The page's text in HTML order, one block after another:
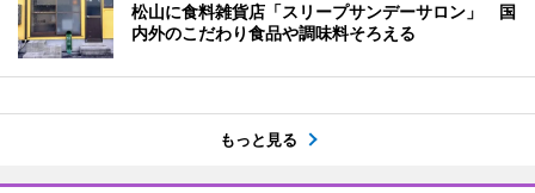
松山に食料雑貨店「スリープサンデーサロン」 国
内外のこだわり食品や調味料そろえる
もっと見る